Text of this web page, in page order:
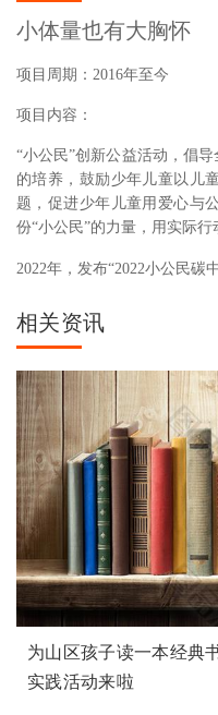
小体量也有大胸怀
项目周期：2016年至今
项目内容：
“小公民”创新公益活动，倡
的培养，鼓励少年儿童以儿
题，促进少年儿童用爱心与
份“小公民”的力量，用实际行
2022年，发布“2022小公民碳
相关资讯
为山区孩子读一本经典
实践活动来啦